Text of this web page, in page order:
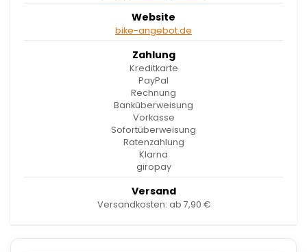
Website
bike-angebot.de
Zahlung
Kreditkarte
PayPal
Rechnung
Banküberweisung
Vorkasse
Sofortüberweisung
Ratenzahlung
Klarna
giropay
Versand
Versandkosten: ab 7,90 €